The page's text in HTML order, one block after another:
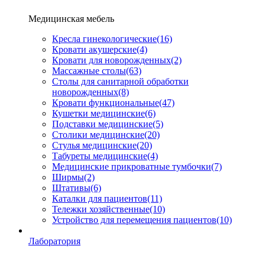
Медицинская мебель
Кресла гинекологические(16)
Кровати акушерские(4)
Кровати для новорожденных(2)
Массажные столы(63)
Столы для санитарной обработки
новорожденных(8)
Кровати функциональные(47)
Кушетки медицинские(6)
Подставки медицинские(5)
Столики медицинские(20)
Стулья медицинские(20)
Табуреты медицинские(4)
Медицинские прикроватные тумбочки(7)
Ширмы(2)
Штативы(6)
Каталки для пациентов(11)
Тележки хозяйственные(10)
Устройство для перемещения пациентов(10)
Лаборатория